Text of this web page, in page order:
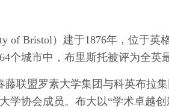
of Bristol）建于1876年，位于英
个城市中，布里斯托被评为全英
藤联盟罗素大学集团与科英布拉
学协会成员。布大以“学术卓越